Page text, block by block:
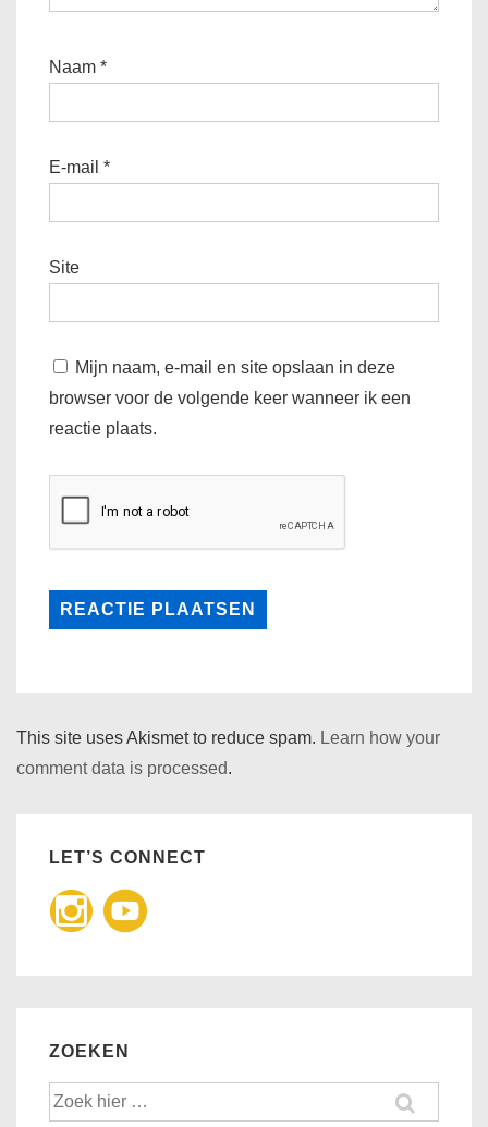
Naam *
E-mail *
Site
Mijn naam, e-mail en site opslaan in deze
browser voor de volgende keer wanneer ik een
reactie plaats.
This site uses Akismet to reduce spam. Learn how your
comment data is processed.
LET’S CONNECT
ZOEKEN
Zoek
naar: